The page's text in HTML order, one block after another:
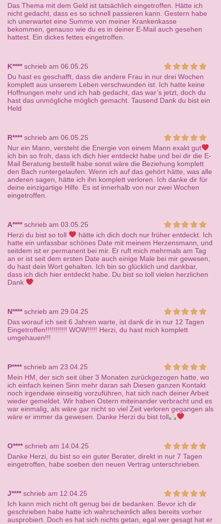
Das Thema mit dem Geld ist tatsächlich eingetroffen. Hätte ich
nicht gedacht, dass es so schnell passieren kann. Gestern habe
ich unerwartet eine Summe von meiner Krankenkasse
bekommen, genauso wie du es in deiner E-Mail auch gesehen
hattest. Ein dickes fettes eingetroffen.
K****schrieb am 06.05.25
Du hast es geschafft, dass die andere Frau in nur drei Wochen
komplett aus unserem Leben verschwunden ist. Ich hatte keine
Hoffnungen mehr und ich hab gedacht, das war’s jetzt, doch du
hast das unmögliche möglich gemacht. Tausend Dank du bist ein
Held
R****schrieb am 06.05.25
Nur ein Mann, versteht die Energie von einem Mann exakt gut
ich bin so froh, dass ich dich hier entdeckt habe und bei dir die E-
Mail Beratung bestellt habe sonst wäre die Beziehung komplett
den Bach runtergelaufen. Wenn ich auf das gehört hätte, was alle
anderen sagen, hätte ich ihn komplett verloren. Ich danke dir für
deine einzigartige Hilfe. Es ist innerhalb von nur zwei Wochen
eingetroffen.
A****schrieb am 03.05.25
Herzi du bist so toll
hätte ich dich doch nur früher entdeckt. Ich
hatte ein unfassbar schönes Date mit meinem Herzensmann, und
seitdem ist er permanent bei mir. Er ruft mich mehrmals am Tag
an er ist seit dem ersten Date auch einige Male bei mir gewesen,
du hast dein Wort gehalten. Ich bin so glücklich und dankbar,
dass ich dich hier entdeckt habe. Du bist so toll vielen herzlichen
Dank
N****schrieb am 29.04.25
Das worauf ich seit 6 Jahren warte, ist dank dir in nur 12 Tagen
Eingetroffen!!!!!!!!!!! WOW!!!!! Herzi, du hast mich komplett
umgehauen!!!
P****schrieb am 23.04.25
Mein HM, der sich seit über 3 Monaten zurückgezogen hatte, wo
ich einfach keinen Sinn mehr daran sah Diesen ganzen Kontakt
noch irgendwie einseitig vorzuführen, hat sich nach deiner Arbeit
wieder gemeldet. Wir haben Ostern miteinander verbracht und es
war einmalig, als wäre gar nicht so viel Zeit verloren gegangen als
wäre er immer da gewesen. Danke Herzi du bist toll
O****schrieb am 14.04.25
Danke Herzi, du bist so ein guter Berater, direkt in nur 7 Tagen
eingetroffen, habe soeben den neuen Vertrag unterschrieben.
J****schrieb am 12.04.25
Ich kann mich nicht oft genug bei dir bedanken. Bevor ich dir
geschrieben habe hatte ich wahrscheinlich alles bereits vorher
ausprobiert. Doch es hat sich nichts getan, egal wer gesagt hat er